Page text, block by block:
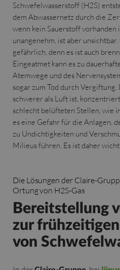
Schwefelwasserstoff (H2S)
dem Abwassernetz durch die
wenn kein Sauerstoff vorhanden
unangenehm, ist aber
gefährlich, denn es ist auch
Eingeatmet kann es zu
Atemwege und des
sogar zum Tod durch
schwerer als Luft ist,
schlecht belüfteten Stellen, wie
es eine Gefahr für die Anlagen,
zu Undichtigkeiten und
Milieus führen. Es ist daher
Die Lösungen der Claire-
Ortung von H2S-Gas
Bereitstellung
zur
von